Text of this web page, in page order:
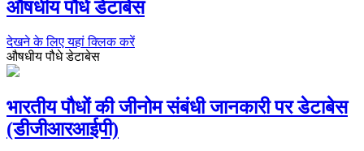
औषधीय पौधे डेटाबेस
देखने के लिए यहां क्लिक करें
औषधीय पौधे डेटाबेस
भारतीय पौधों की जीनोम संबंधी जानकारी पर डेटाबेस
(डीजीआरआईपी)